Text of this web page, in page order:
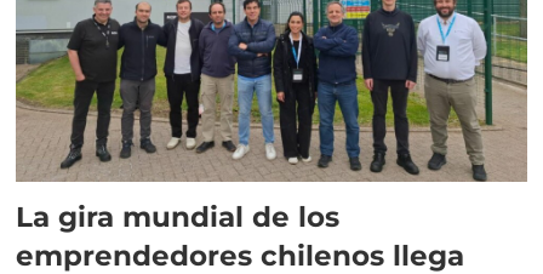
La gira mundial de los
emprendedores chilenos llega